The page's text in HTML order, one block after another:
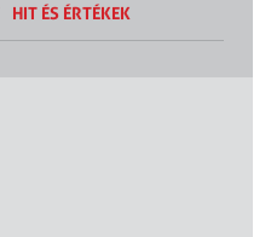
HIT ÉS ÉRTÉKEK